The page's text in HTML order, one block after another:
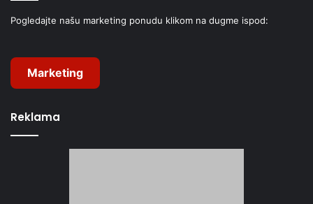
Pogledajte našu marketing ponudu klikom na dugme ispod:
Marketing
Reklama